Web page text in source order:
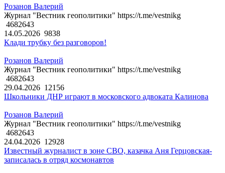
Розанов Валерий
Журнал "Вестник геополитики" https://t.me/vestnikg
4682643
14.05.2026 9838
Клади трубку без разговоров!
Розанов Валерий
Журнал "Вестник геополитики" https://t.me/vestnikg
4682643
29.04.2026 12156
Школьники ДНР играют в московского адвоката Калинова
Розанов Валерий
Журнал "Вестник геополитики" https://t.me/vestnikg
4682643
24.04.2026 12928
Известный журналист в зоне СВО, казачка Аня Герцовская-
записалась в отряд космонавтов